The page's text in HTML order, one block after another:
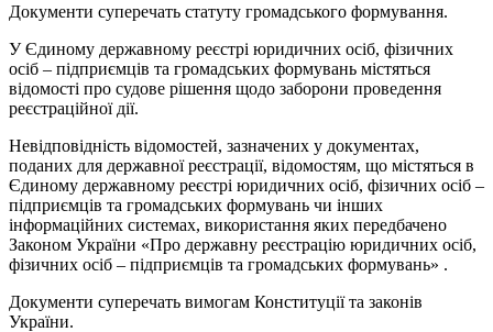
Документи суперечать статуту громадського формування.
У Єдиному державному реєстрі юридичних осіб, фізичних
осіб – підприємців та громадських формувань містяться
відомості про судове рішення щодо заборони проведення
реєстраційної дії.
Невідповідність відомостей, зазначених у документах,
поданих для державної реєстрації, відомостям, що містяться в
Єдиному державному реєстрі юридичних осіб, фізичних осіб –
підприємців та громадських формувань чи інших
інформаційних системах, використання яких передбачено
Законом України «Про державну реєстрацію юридичних осіб,
фізичних осіб – підприємців та громадських формувань» .
Документи суперечать вимогам Конституції та законів
України.